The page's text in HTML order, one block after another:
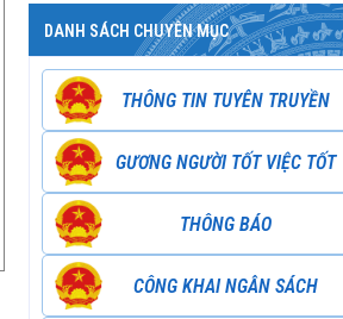
DANH SÁCH CHUYÊN MỤC
THÔNG TIN TUYÊN TRUYỀN
GƯƠNG NGƯỜI TỐT VIỆC TỐT
THÔNG BÁO
CÔNG KHAI NGÂN SÁCH